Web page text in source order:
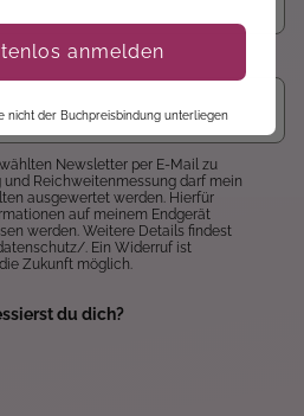
Newsletter per E-Mail zu
Reichweitenmessung darf mein
ausgewertet werden. Hierfür
auf meinem Endgerät
werden. Weitere Details findest
. Ein Widerruf ist
Zukunft möglich.
du dich?
anmelden
nicht der Buchpreisbindung unterliegen